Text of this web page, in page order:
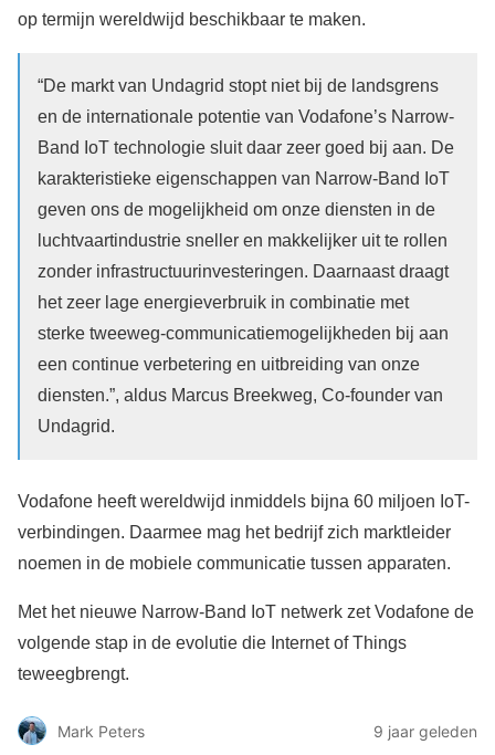
op termijn wereldwijd beschikbaar te maken.
“De markt van Undagrid stopt niet bij de landsgrens
en de internationale potentie van Vodafone’s Narrow-
Band IoT technologie sluit daar zeer goed bij aan. De
karakteristieke eigenschappen van Narrow-Band IoT
geven ons de mogelijkheid om onze diensten in de
luchtvaartindustrie sneller en makkelijker uit te rollen
zonder infrastructuurinvesteringen. Daarnaast draagt
het zeer lage energieverbruik in combinatie met
sterke tweeweg-communicatiemogelijkheden bij aan
een continue verbetering en uitbreiding van onze
diensten.”, aldus Marcus Breekweg, Co-founder van
Undagrid.
Vodafone heeft wereldwijd inmiddels bijna 60 miljoen IoT-
verbindingen. Daarmee mag het bedrijf zich marktleider
noemen in de mobiele communicatie tussen apparaten.
Met het nieuwe Narrow-Band IoT netwerk zet Vodafone de
volgende stap in de evolutie die Internet of Things
teweegbrengt.
Mark Peters
9 jaar geleden